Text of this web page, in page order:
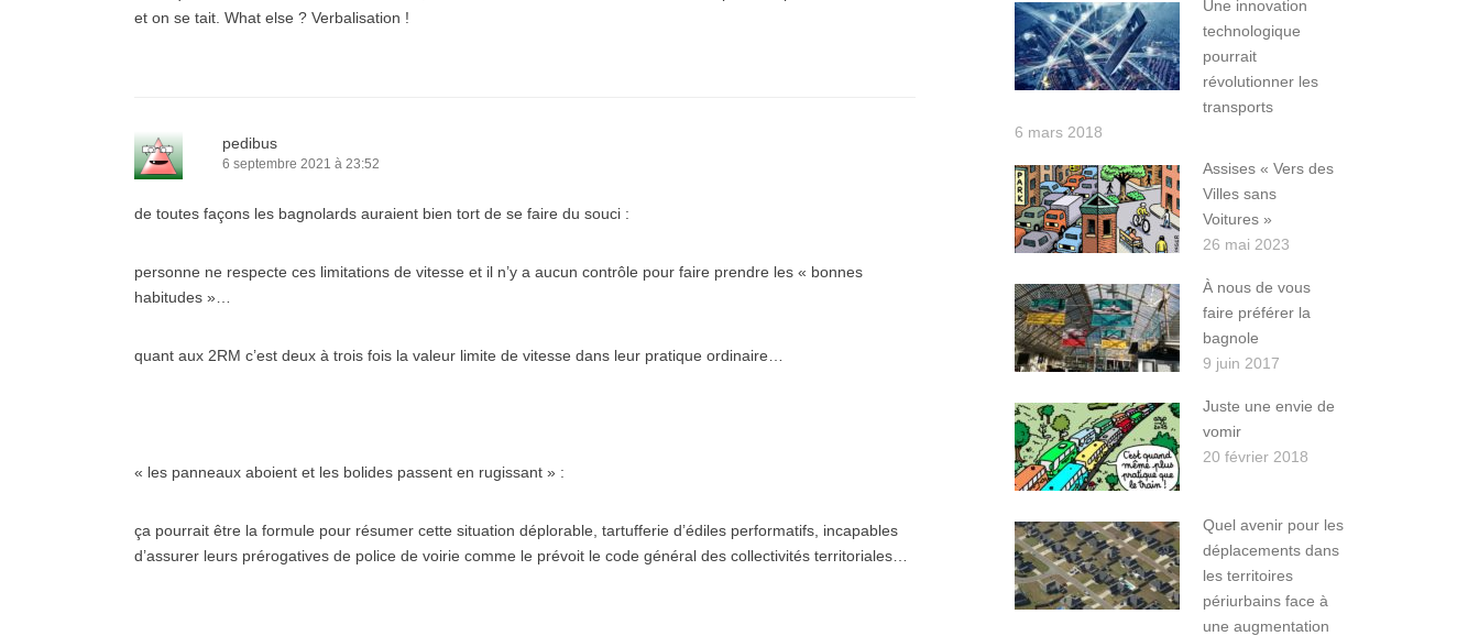
et on se tait. What else ? Verbalisation !
pedibus
6 septembre 2021 à 23:52
de toutes façons les bagnolards auraient bien tort de se faire du souci :
personne ne respecte ces limitations de vitesse et il n’y a aucun contrôle pour faire prendre les « bonnes
habitudes »…
quant aux 2RM c’est deux à trois fois la valeur limite de vitesse dans leur pratique ordinaire…
« les panneaux aboient et les bolides passent en rugissant » :
ça pourrait être la formule pour résumer cette situation déplorable, tartufferie d’édiles performatifs, incapables
d’assurer leurs prérogatives de police de voirie comme le prévoit le code général des collectivités territoriales…
Une innovation
technologique
pourrait
révolutionner les
transports
6 mars 2018
Assises « Vers des
Villes sans
Voitures »
26 mai 2023
À nous de vous
faire préférer la
bagnole
9 juin 2017
Juste une envie de
vomir
20 février 2018
Quel avenir pour les
déplacements dans
les territoires
périurbains face à
une augmentation